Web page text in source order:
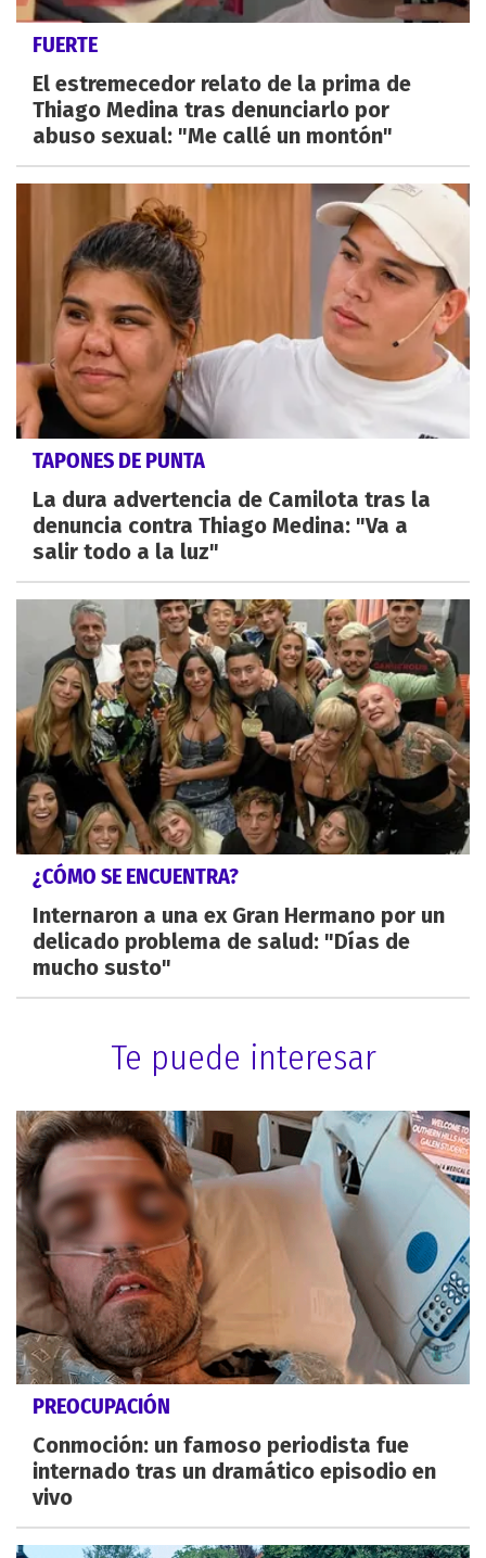
FUERTE
El estremecedor relato de la prima de
Thiago Medina tras denunciarlo por
abuso sexual: "Me callé un montón"
TAPONES DE PUNTA
La dura advertencia de Camilota tras la
denuncia contra Thiago Medina: "Va a
salir todo a la luz"
¿CÓMO SE ENCUENTRA?
Internaron a una ex Gran Hermano por un
delicado problema de salud: "Días de
mucho susto"
Te puede interesar
PREOCUPACIÓN
Conmoción: un famoso periodista fue
internado tras un dramático episodio en
vivo